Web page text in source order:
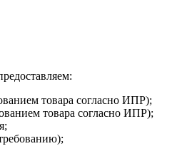
товара согласно ИПР);
товара согласно ИПР);